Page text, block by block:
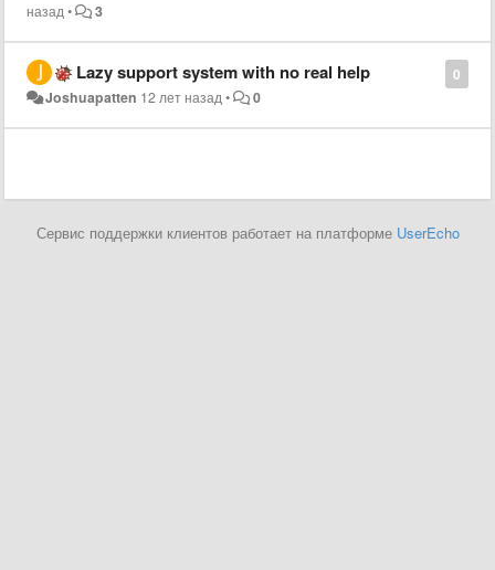
назад• 3
0
Lazy support system with no real help
Joshuapatten 12 лет назад• 0
Сервис поддержки клиентов работает на платформе UserEcho